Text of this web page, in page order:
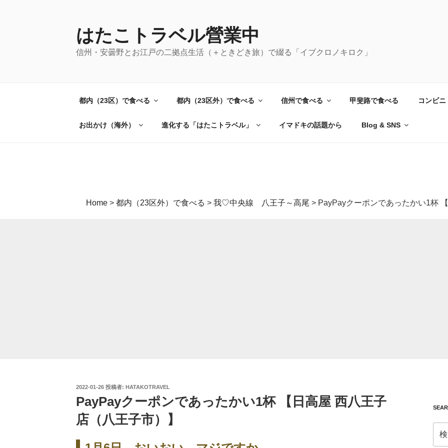
はたこトラベル營業中
信州・安曇野とお江戸の二拠点生活（＋ときどき旅）で綴る「イブクロノキロク」
都内（23区）で食べる 都内（23区外）で食べる 信州で食べる 甲斐路で食べる コンビ
お出かけ（海外） 進化する「はたこトラベル」 イマドキの話題から Blog & SNS
Home > 都内（23区外）で食べる > 我♡中央線 八王子～高尾 > PayPayクーポンであったかい1杯
投
日:
2022-01-26 投稿者: HATAKOTRAVEL
PayPayクーポンであったかい1杯 【日高屋 西八王子
店（八王子市）】
索: